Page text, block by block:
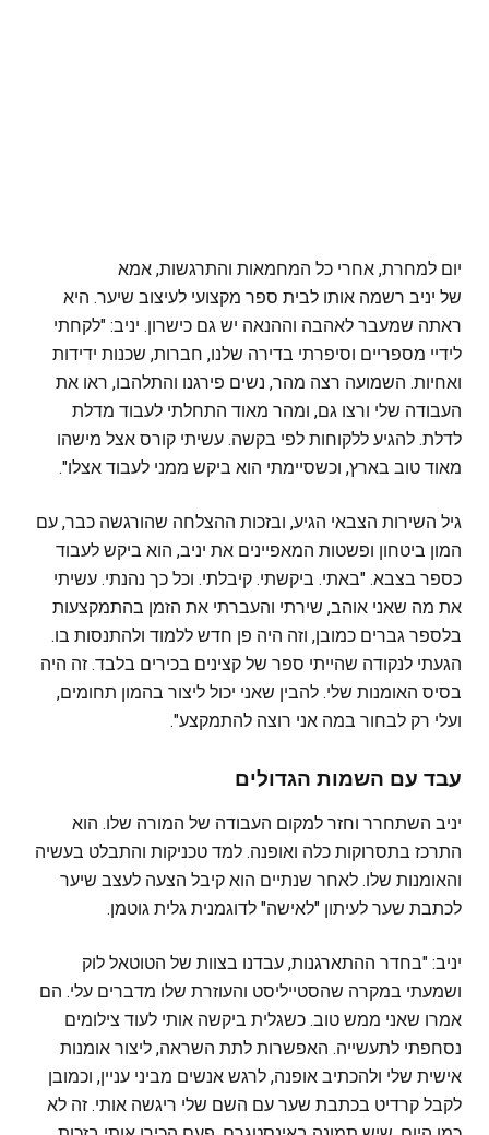
יום למחרת, אחרי כל המחמאות והתרגשות, אמא
של יניב רשמה אותו לבית ספר מקצועי לעיצוב שיער. היא
ראתה שמעבר לאהבה וההנאה יש גם כישרון. יניב: "לקחתי
לידיי מספריים וסיפרתי בדירה שלנו, חברות, שכנות ידידות
ואחיות. השמועה רצה מהר, נשים פירגנו והתלהבו, ראו את
העבודה שלי ורצו גם, ומהר מאוד התחלתי לעבוד מדלת
לדלת. להגיע ללקוחות לפי בקשה. עשיתי קורס אצל מישהו
מאוד טוב בארץ, וכשסיימתי הוא ביקש ממני לעבוד אצלו".
גיל השירות הצבאי הגיע, ובזכות ההצלחה שהורגשה כבר, עם
המון ביטחון ופשטות המאפיינים את יניב, הוא ביקש לעבוד
כספר בצבא. "באתי. ביקשתי. קיבלתי. וכל כך נהנתי. עשיתי
את מה שאני אוהב, שירתי והעברתי את הזמן בהתמקצעות
בלספר גברים כמובן, וזה היה פן חדש ללמוד ולהתנסות בו.
הגעתי לנקודה שהייתי ספר של קצינים בכירים בלבד. זה היה
בסיס האומנות שלי. להבין שאני יכול ליצור בהמון תחומים,
ועלי רק לבחור במה אני רוצה להתמקצע".
עבד עם השמות הגדולים
יניב השתחרר וחזר למקום העבודה של המורה שלו. הוא
התרכז בתסרוקות כלה ואופנה. למד טכניקות והתבלט בעשיה
והאומנות שלו. לאחר שנתיים הוא קיבל הצעה לעצב שיער
לכתבת שער לעיתון "לאישה" לדוגמנית גלית גוטמן.
יניב: "בחדר ההתארגנות, עבדנו בצוות של הטוטאל לוק
ושמעתי במקרה שהסטייליסט והעוזרת שלו מדברים עלי. הם
אמרו שאני ממש טוב. כשגלית ביקשה אותי לעוד צילומים
נסחפתי לתעשייה. האפשרות לתת השראה, ליצור אומנות
אישית שלי ולהכתיב אופנה, לרגש אנשים מביני עניין, וכמובן
לקבל קרדיט בכתבת שער עם השם שלי ריגשה אותי. זה לא